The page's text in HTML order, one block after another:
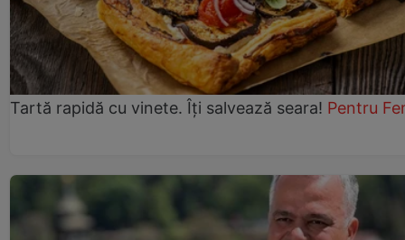
Tartă rapidă cu vinete. Îți salvează seara! Pentru